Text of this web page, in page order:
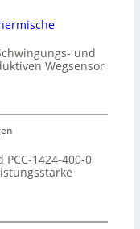
und
Wegsensor
1424-400-0